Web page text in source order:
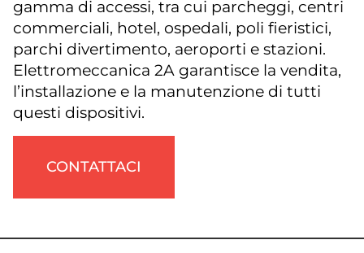
gamma di accessi, tra cui parcheggi, centri
commerciali, hotel, ospedali, poli fieristici,
parchi divertimento, aeroporti e stazioni.
Elettromeccanica 2A garantisce la vendita,
l’installazione e la manutenzione di tutti
questi dispositivi.
CONTATTACI